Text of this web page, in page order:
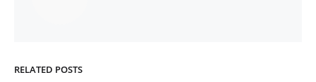
RELATED POSTS